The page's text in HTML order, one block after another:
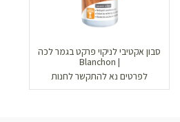
סבון אקטיבי לניקוי פרקט בגמר לכה
| Blanchon
לפרטים נא להתקשר לחנות